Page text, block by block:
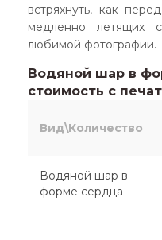
встряхнуть, как
медленно летящих
любимой фотографии.
Водяной шар в
стоимость с
Вид\Количество
Водяной шар в
форме сердца